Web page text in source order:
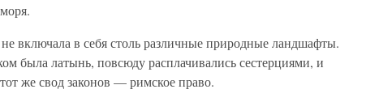
включала в себя столь различные природные ландшафты.
была латынь, повсюду расплачивались сестерциями, и
же свод законов — римское право.